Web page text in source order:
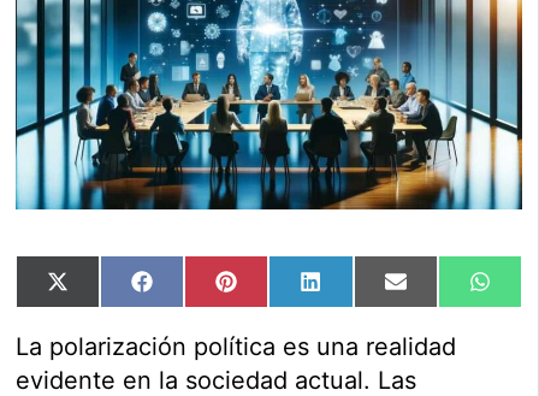
Compartir
en
X
Compartir
en
FacebookCompartir
en
PinterestCompartir
en
LinkedInCompartir
en
Email
en
La polarización política es una realidad
evidente en la sociedad actual. Las